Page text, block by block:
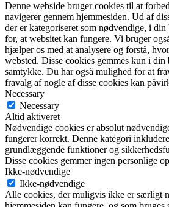
Denne webside bruger cookies til at
navigerer gennem hjemmesiden. Ud af
der er kategoriseret som nødvendige, i
for, at websitet kan fungere. Vi bruger
hjælper os med at analysere og forstå,
websted. Disse cookies gemmes kun i din
samtykke. Du har også mulighed for at
fravalg af nogle af disse cookies kan
Necessary
Necessary
Altid aktiveret
Nødvendige cookies er absolut
fungerer korrekt. Denne kategori
grundlæggende funktioner og
Disse cookies gemmer ingen personlige
Ikke-nødvendige
Ikke-nødvendige
Alle cookies, der muligvis ikke er særligt